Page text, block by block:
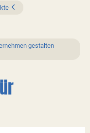
gestalten